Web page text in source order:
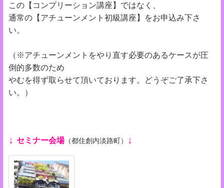
この【コンプリーション講座】ではなく、
通常の【アチューンメント初級講座】をお申込み下さ
い。
（※アチューンメントをやり直す必要のあるケースが圧
倒的多数のため
やむを得ず取らせて頂いております。どうぞご了承下さ
い。）
↓ セミナー会場（都住創内淡路町） ↓